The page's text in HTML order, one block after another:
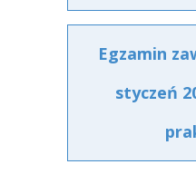
Egzamin
styczeń